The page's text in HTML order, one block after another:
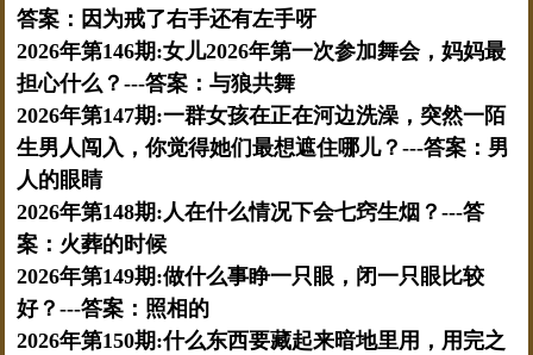
答案：因为戒了右手还有左手呀
2026年第146期:女儿2026年第一次参加舞会，妈妈最
担心什么？---答案：与狼共舞
2026年第147期:一群女孩在正在河边洗澡，突然一陌
生男人闯入，你觉得她们最想遮住哪儿？---答案：男
人的眼睛
2026年第148期:人在什么情况下会七窍生烟？---答
案：火葬的时候
2026年第149期:做什么事睁一只眼，闭一只眼比较
好？---答案：照相的
2026年第150期:什么东西要藏起来暗地里用，用完之